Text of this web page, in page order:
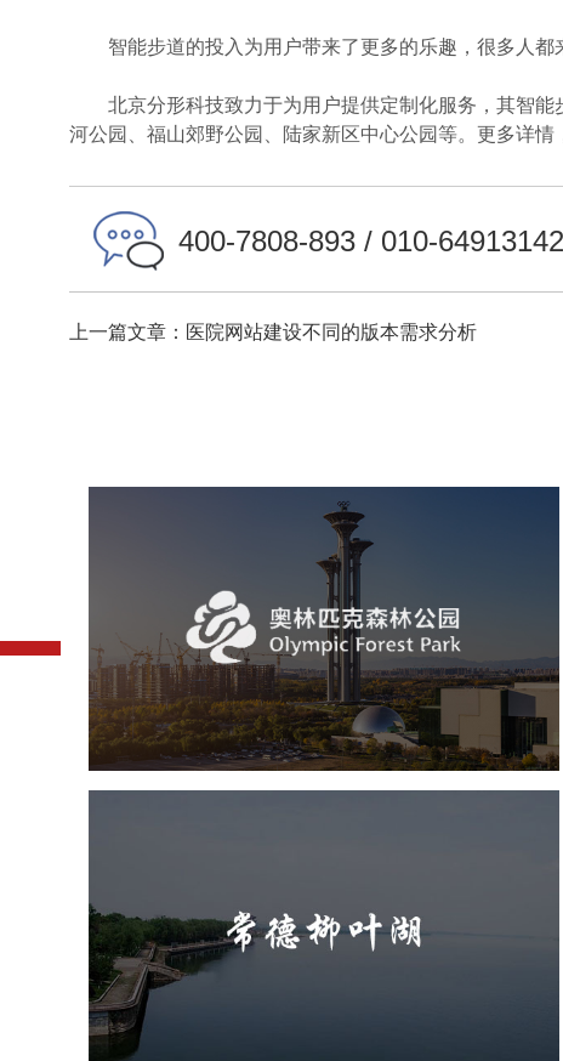
智能步道的投入为用户带来了更多的乐趣，很多人都
北京分形科技致力于为用户提供定制化服务，其智能
河公园、福山郊野公园、陆家新区中心公园等。更多详情
400-7808-893 / 010-64913142
上一篇文章：医院网站建设不同的版本需求分析
奥体森林公园
旅游休闲 公园 AI人工智能
智慧公园
智慧体育公园
智能步道 智能大数据平台
旅游休闲